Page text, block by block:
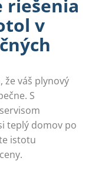
riešenia
v
že váš plynový
S
teplý domov po
istotu